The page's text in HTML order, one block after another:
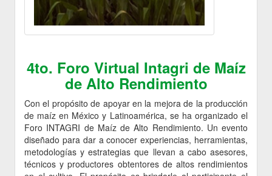
4to. Foro Virtual Intagri de Maíz
de Alto Rendimiento
Con el propósito de apoyar en la mejora de la producción
de maíz en México y Latinoamérica, se ha organizado el
Foro INTAGRI de Maíz de Alto Rendimiento. Un evento
diseñado para dar a conocer experiencias, herramientas,
metodologías y estrategias que llevan a cabo asesores,
técnicos y productores obtentores de altos rendimientos